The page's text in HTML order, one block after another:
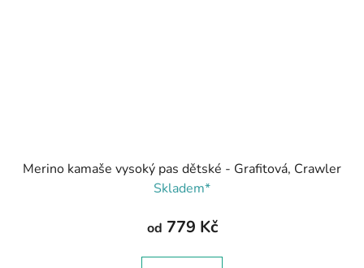
Merino kamaše vysoký pas dětské - Grafitová, Crawler
Skladem*
od 779 Kč